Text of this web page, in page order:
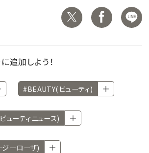
追加しよう！
#BEAUTY(ビューティ)
ューティニュース)
ーローザ)